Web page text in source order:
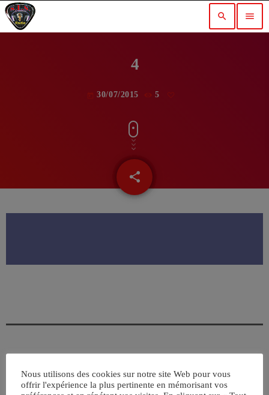
search menu
4
30/07/2015 5
share
email
Nous utilisons des cookies sur notre site Web pour vous
offrir l'expérience la plus pertinente en mémorisant vos